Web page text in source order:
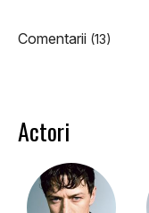
Comentarii (13)
Actori